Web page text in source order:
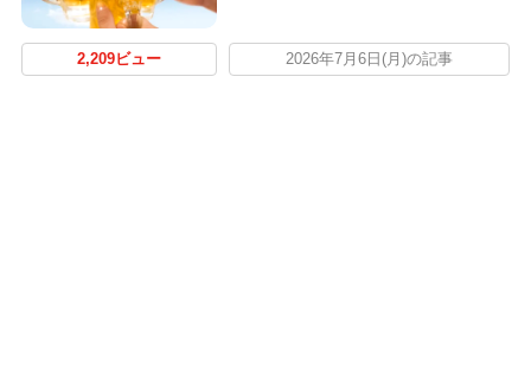
2,209ビュー 2026年7月6日(月)の記事